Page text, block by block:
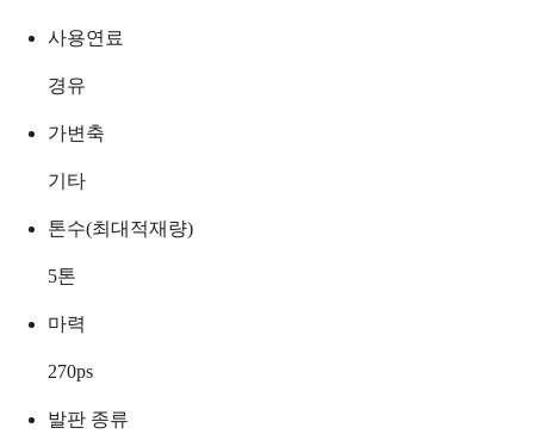
사용연료
경유
가변축
기타
톤수(최대적재량)
5톤
마력
270ps
발판 종류